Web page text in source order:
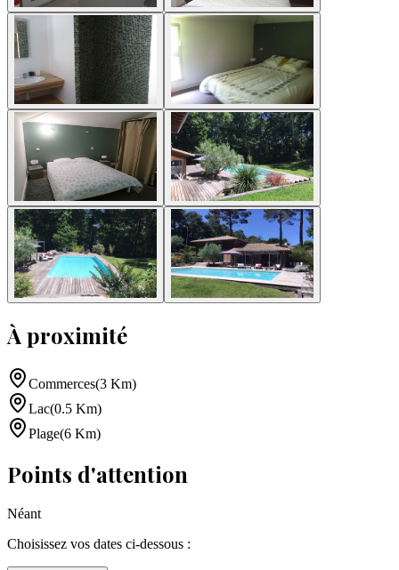
À proximité
Commerces(3 Km)
Lac(0.5 Km)
Plage(6 Km)
Points d'attention
Néant
Choisissez vos dates ci-dessous :